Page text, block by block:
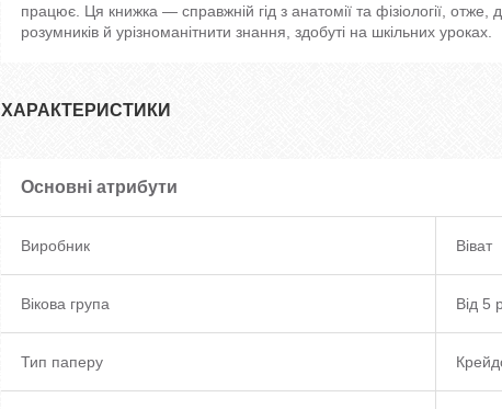
працює. Ця книжка — справжній гід з анатомії та фізіології,
розумників й урізноманітнити знання, здобуті на шкільних уроках.
ХАРАКТЕРИСТИКИ
Основні атрибути
Виробник Віват
Вікова група Від 5
Тип паперу